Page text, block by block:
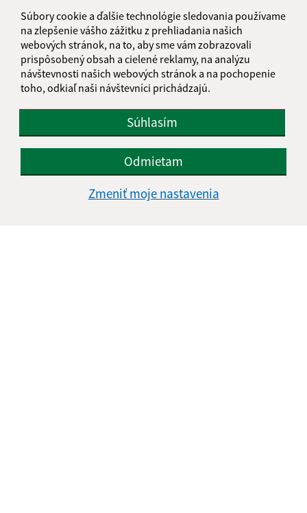
Súbory cookie a ďalšie technológie sledovania používame
na zlepšenie vášho zážitku z prehliadania našich
webových stránok, na to, aby sme vám zobrazovali
prispôsobený obsah a cielené reklamy, na analýzu
návštevnosti našich webových stránok a na pochopenie
toho, odkiaľ naši návštevníci prichádzajú.
Súhlasím
Odmietam
Zmeniť moje nastavenia
Informácie o stránke:
Vyhlásenie o prístupnosti
Autorské práva
Ochrana osobných údajov
Navigácia:
Vytlačiť aktuálnu stránku
Mapa stránok